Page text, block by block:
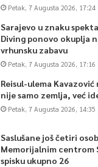
Petak, 7 Augusta 2026, 17:24
Sarajevo u znaku
Diving ponovo okuplja
vrhunsku zabavu
Petak, 7 Augusta 2026, 17:16
Reisul-ulema Kavazović
nije samo zemlja, već
Petak, 7 Augusta 2026, 14:35
Saslušane još četiri
Memorijalnim centrom
spisku ukupno 26